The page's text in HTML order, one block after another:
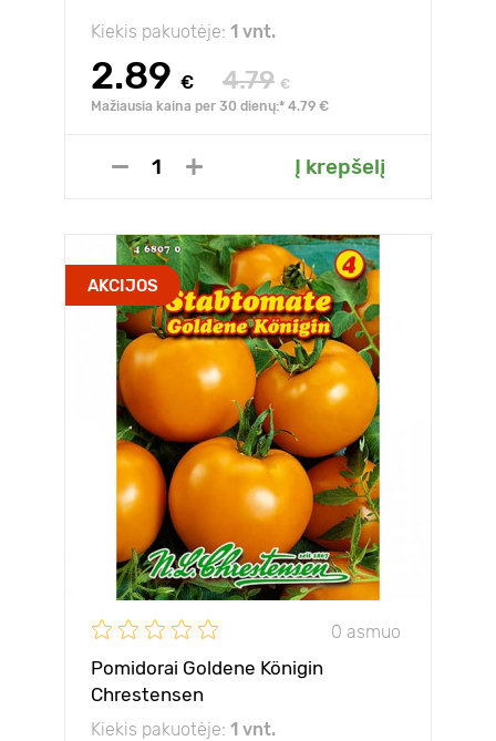
Kiekis pakuotėje: 1 vnt.
2.89 € 4.79 €
Mažiausia kaina per 30 dienų:* 4.79 €
Į krepšelį
AKCIJOS
0 asmuo
Pomidorai Goldene Königin
Chrestensen
Kiekis pakuotėje: 1 vnt.